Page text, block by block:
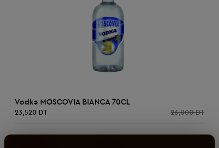
AJOUTER AU PANIER
Vodka MOSCOVIA BIANCA 70CL
23,520 DT 26,000 DT